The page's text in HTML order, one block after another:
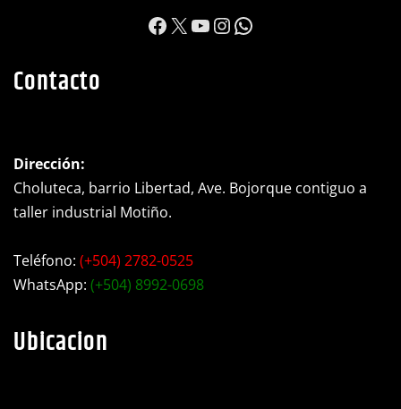
https://
X YouTube
Instagram
WhatsApp
Contacto
Dirección:
Choluteca, barrio Libertad, Ave. Bojorque contiguo a
taller industrial Motiño.
Teléfono: (+504) 2782-0525
WhatsApp: (+504) 8992-0698
Ubicacion